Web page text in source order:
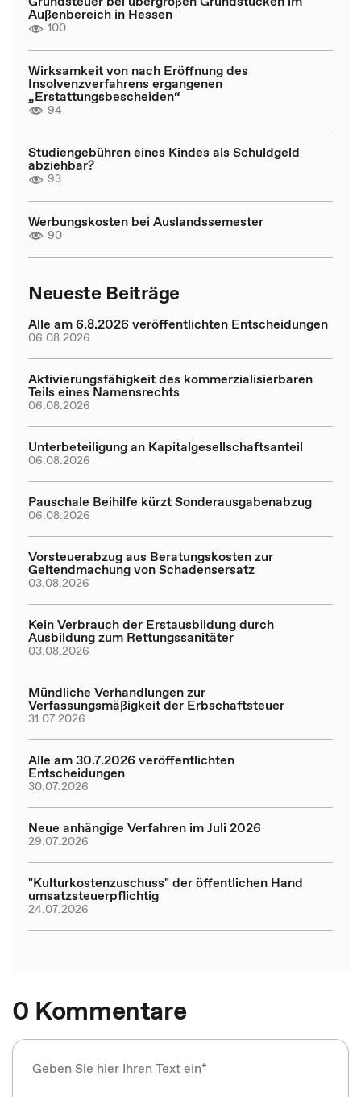
Außenbereich in Hessen
100
Wirksamkeit von nach Eröffnung des
Insolvenzverfahrens ergangenen
„Erstattungsbescheiden“
94
Studiengebühren eines Kindes als Schuldgeld
abziehbar?
93
Werbungskosten bei Auslandssemester
90
Neueste Beiträge
Alle am 6.8.2026 veröffentlichten Entscheidungen
06.08.2026
Aktivierungsfähigkeit des kommerzialisierbaren
Teils eines Namensrechts
06.08.2026
Unterbeteiligung an Kapitalgesellschaftsanteil
06.08.2026
Pauschale Beihilfe kürzt Sonderausgabenabzug
06.08.2026
Vorsteuerabzug aus Beratungskosten zur
Geltendmachung von Schadensersatz
03.08.2026
Kein Verbrauch der Erstausbildung durch
Ausbildung zum Rettungssanitäter
03.08.2026
Mündliche Verhandlungen zur
Verfassungsmäßigkeit der Erbschaftsteuer
31.07.2026
Alle am 30.7.2026 veröffentlichten
Entscheidungen
30.07.2026
Neue anhängige Verfahren im Juli 2026
29.07.2026
"Kulturkostenzuschuss" der öffentlichen Hand
umsatzsteuerpflichtig
24.07.2026
0 Kommentare